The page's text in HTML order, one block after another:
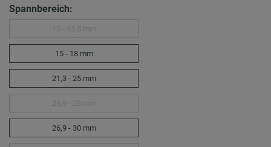
Spannbereich:
15 - 18 mm
21,3 - 25 mm
26,9 - 30 mm